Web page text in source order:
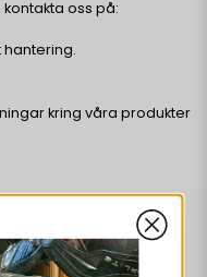
oss på:
kring våra produkter